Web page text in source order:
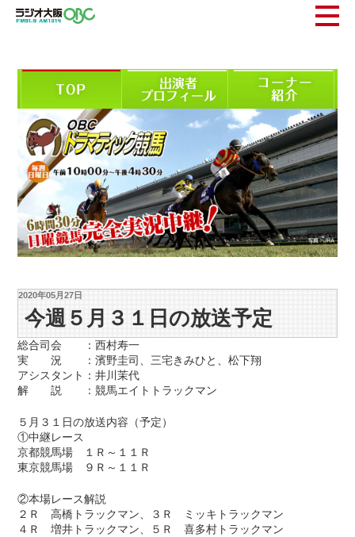
2020年05月27日
今週５月３１日の放送予定
総合司会 ：西村寿一
実 況 ：濱野圭司、三宅きみひと、松下翔
アシスタント：井川茉代
解 説 ：競馬エイトトラックマン
５月３１日の放送内容（予定）
①中継レース
京都競馬場 １Ｒ～１１Ｒ
東京競馬場 ９Ｒ～１１Ｒ
②本場レース解説
２Ｒ 高橋トラックマン、３Ｒ ミッキトラックマン
４Ｒ 増井トラックマン、５Ｒ 喜多村トラックマン